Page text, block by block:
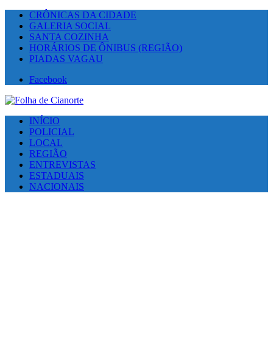
CRÔNICAS DA CIDADE
GALERIA SOCIAL
SANTA COZINHA
HORÁRIOS DE ÔNIBUS (REGIÃO)
PIADAS VAGAU
Facebook
INÍCIO
POLICIAL
LOCAL
REGIÃO
ENTREVISTAS
ESTADUAIS
NACIONAIS